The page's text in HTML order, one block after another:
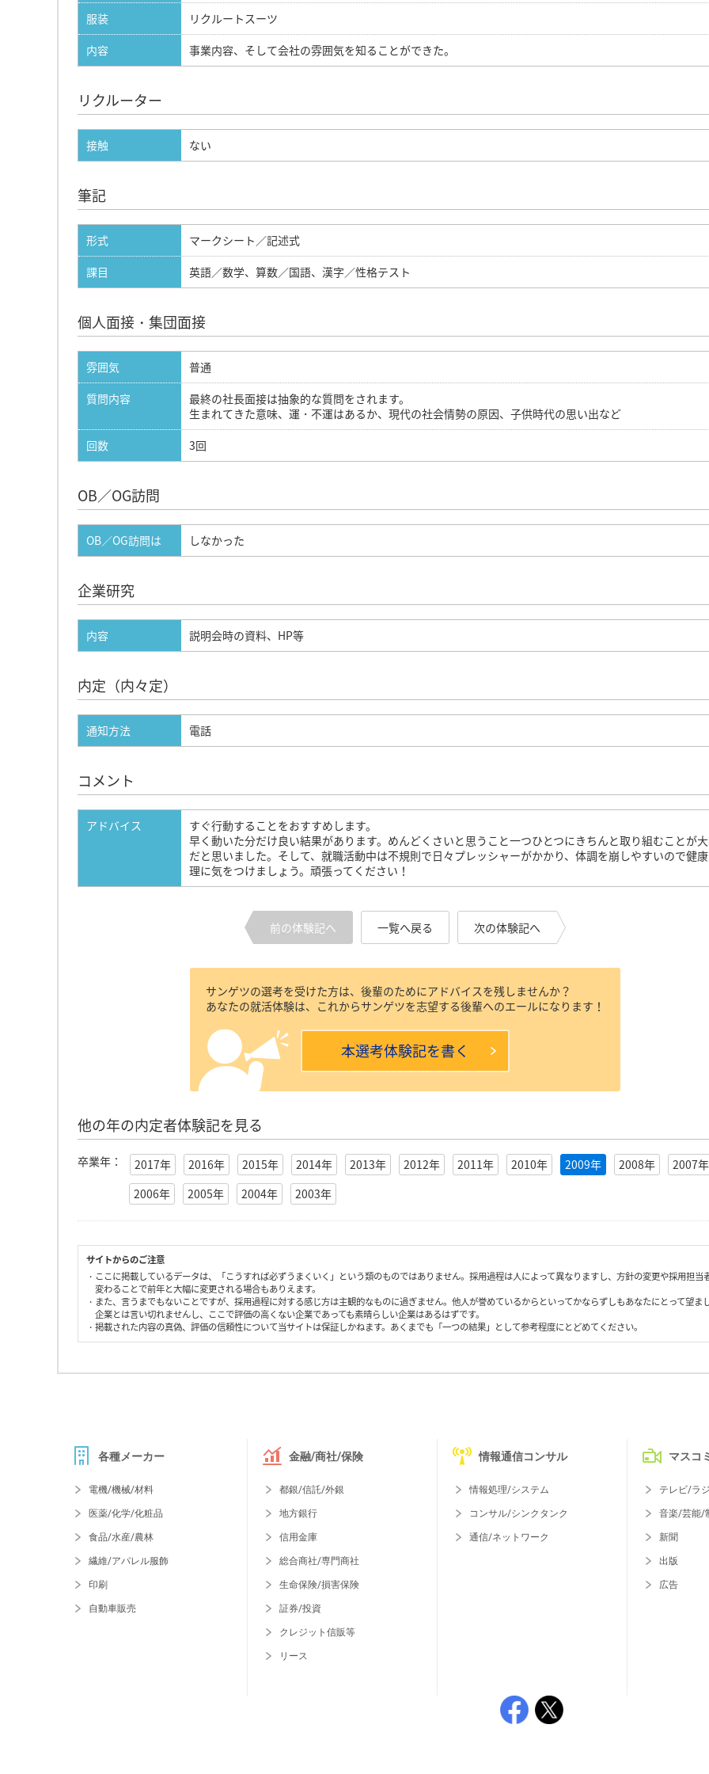
服装
リクルートスーツ
内容
事業内容、そして会社の雰囲気を知ることができた。
リクルーター
接触 ない
筆記
形式
マークシート／記述式
課目
英語／数学、算数／国語、漢字／性格テスト
個人面接・集団面接
雰囲気
普通
質問内容
最終の社長面接は抽象的な質問をされます。
生まれてきた意味、運・不運はあるか、現代の社会情勢の原因、子供時代の思い出など
回数
3回
OB／OG訪問
OB／OG訪問は しなかった
企業研究
内容 説明会時の資料、HP等
内定（内々定）
通知方法 電話
コメント
アドバイス
すぐ行動することをおすすめします。
早く動いた分だけ良い結果があります。めんどくさいと思うこと一つひとつにきちんと取り組むことが
だと思いました。そして、就職活動中は不規則で日々プレッシャーがかかり、体調を崩しやすいので健
理に気をつけましょう。頑張ってください！
前の体験記へ 一覧へ戻る 次の体験記へ
サンゲツの選考を受けた方は、後輩のためにアドバイスを残しませんか？
あなたの就活体験は、これからサンゲツを志望する後輩へのエールになります！
本選考体験記を書く
他の年の内定者体験記を見る
卒業年： 2017年 2016年 2015年 2014年 2013年 2012年 2011年 2010年 2009年 2008年
2007年
2006年
2005年 2004年 2003年
サイトからのご注意
・ここに掲載しているデータは、「こうすれば必ずうまくいく」という類のものではありません。採用過程は人によって異なりますし、方針の変更や採用担当
変わることで前年と大幅に変更される場合もありえます。
・また、言うまでもないことですが、採用過程に対する感じ方は主観的なものに過ぎません。他人が誉めているからといってかならずしもあなたにとって望ま
企業とは言い切れませんし、ここで評価の高くない企業であっても素晴らしい企業はあるはずです。
・掲載された内容の真偽、評価の信頼性について当サイトは保証しかねます。あくまでも「一つの結果」として参考程度にとどめてください。
各種メーカー
電機/機械/材料
医薬/化学/化粧品
食品/水産/農林
繊維/アパレル服飾
印刷
自動車販売
金融/商社/保険
都銀/信託/外銀
地方銀行
信用金庫
総合商社/専門商社
生命保険/損害保険
証券/投資
クレジット信販等
リース
情報通信コンサル
情報処理/システム
コンサル/シンクタンク
通信/ネットワーク
マスコミ
テレビ/ラ
音楽/芸能/
新聞
出版
広告